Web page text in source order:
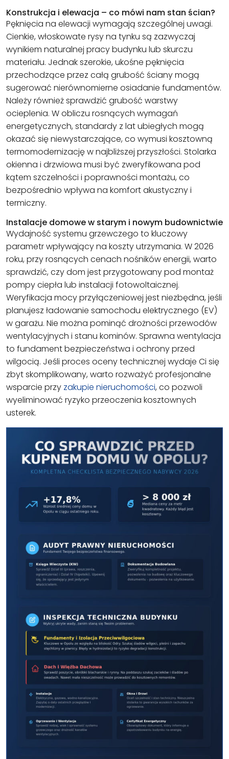
Konstrukcja i elewacja – co mówi nam stan ścian?
Pęknięcia na elewacji wymagają szczególnej uwagi.
Cienkie, włoskowate rysy na tynku są zazwyczaj
wynikiem naturalnej pracy budynku lub skurczu
materiału. Jednak szerokie, ukośne pęknięcia
przechodzące przez całą grubość ściany mogą
sugerować nierównomierne osiadanie fundamentów.
Należy również sprawdzić grubość warstwy
ocieplenia. W obliczu rosnących wymagań
energetycznych, standardy z lat ubiegłych mogą
okazać się niewystarczające, co wymusi kosztowną
termomodernizację w najbliższej przyszłości. Stolarka
okienna i drzwiowa musi być zweryfikowana pod
kątem szczelności i poprawności montażu, co
bezpośrednio wpływa na komfort akustyczny i
termiczny.
Instalacje domowe w starym i nowym budownictwie
Wydajność systemu grzewczego to kluczowy
parametr wpływający na koszty utrzymania. W 2026
roku, przy rosnących cenach nośników energii, warto
sprawdzić, czy dom jest przygotowany pod montaż
pompy ciepła lub instalacji fotowoltaicznej.
Weryfikacja mocy przyłączeniowej jest niezbędna, jeśli
planujesz ładowanie samochodu elektrycznego (EV)
w garażu. Nie można pominąć drożności przewodów
wentylacyjnych i stanu kominów. Sprawna wentylacja
to fundament bezpieczeństwa i ochrony przed
wilgocią. Jeśli proces oceny technicznej wydaje Ci się
zbyt skomplikowany, warto rozważyć profesjonalne
wsparcie przy zakupie nieruchomości, co pozwoli
wyeliminować ryzyko przeoczenia kosztownych
usterek.